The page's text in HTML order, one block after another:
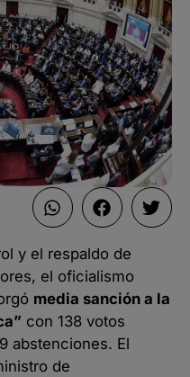
y el respaldo de
el oficialismo
media sanción a la
con 138 votos
abstenciones. El
de